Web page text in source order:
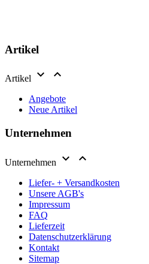
Artikel
Artikel  
Angebote
Neue Artikel
Unternehmen
Unternehmen  
Liefer- + Versandkosten
Unsere AGB's
Impressum
FAQ
Lieferzeit
Datenschutzerklärung
Kontakt
Sitemap